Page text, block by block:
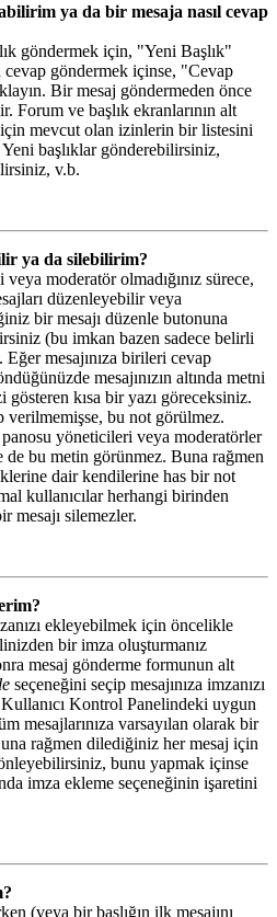
ya da bir mesaja nasıl cevap
göndermek için, "Yeni Başlık"
cevap göndermek içinse, "Cevap
Bir mesaj göndermeden önce
Forum ve başlık ekranlarının alt
için mevcut olan izinlerin bir listesini
başlıklar gönderebilirsiniz,
v.b.
ya da silebilirim?
moderatör olmadığınız sürece,
düzenleyebilir veya
bir mesajı düzenle butonuna
(bu imkan bazen sadece belirli
mesajınıza birileri cevap
mesajınızın altında metni
kısa bir yazı göreceksiniz.
verilmemişse, bu not görülmez.
panosu yöneticileri veya moderatörler
de bu metin görünmez. Buna rağmen
dair kendilerine has bir not
kullanıcılar herhangi birinden
mesajı silemezler.
ekleyebilmek için öncelikle
bir imza oluşturmanız
mesaj gönderme formunun alt
seçeneğini seçip mesajınıza imzanızı
Kontrol Panelindeki uygun
mesajlarınıza varsayılan olarak bir
rağmen dilediğiniz her mesaj için
bunu yapmak içinse
imza ekleme seçeneğinin işaretini
(veya bir başlığın ilk mesajını